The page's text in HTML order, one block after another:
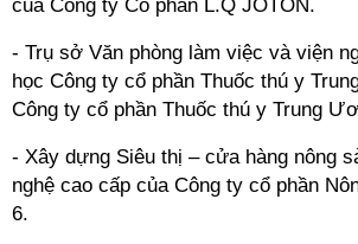
của Công ty Cổ phần L.Q JOTON.
- Trụ sở Văn phòng làm việc và viện
học Công ty cổ phần Thuốc thú y
Công ty cổ phần Thuốc thú y Trung
- Xây dựng Siêu thị – cửa hàng nông
nghệ cao cấp của Công ty cổ phần
6.